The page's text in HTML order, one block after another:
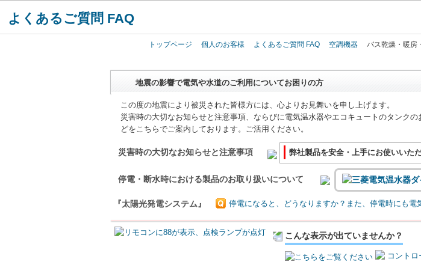
よくあるご質問 FAQ
トップページ 個人のお客様 よくあるご質問 FAQ 空調機器
バス乾燥・暖房
地震の影響で電気や水道のご利用についてお困りの方
この度の地震により被災された皆様方には、心よりお見舞いを申し上げます。
災害時の大切なお知らせと注意事項、ならびに電気温水器やエコキュートのタンク
どをこちらでご案内しております。ご活用ください。
災害時の大切なお知らせと注意事項 弊社製品を安全・上手にお使いいた
停電・断水時における製品のお取り扱いについて
『太陽光発電システム』 停電になると、どうなりますか？また、停電時にも電
こんな表示が出ていませんか？
コント